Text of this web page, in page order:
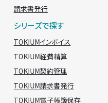
請求書発行
シリーズで探す
TOKIUMインボイス
TOKIUM経費精算
TOKIUM契約管理
TOKIUM請求書発行
TOKIUM電子帳簿保存